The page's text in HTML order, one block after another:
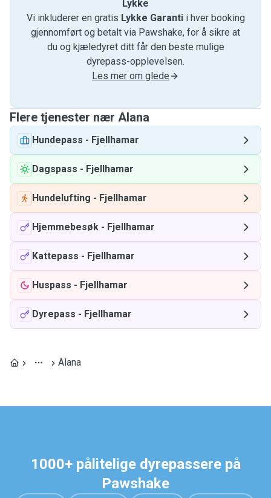
Lykke
Vi inkluderer en gratis Lykke Garantii hver booking
gjennomført og betalt via Pawshake, for å sikre at
du og kjæledyret ditt får den beste mulige
dyrepass-opplevelsen.
Les mer om glede
Flere tjenester nær Alana
Hundepass - Fjellhamar
Dagspass - Fjellhamar
Hundelufting - Fjellhamar
Hjemmebesøk - Fjellhamar
Kattepass - Fjellhamar
Huspass - Fjellhamar
Dyrepass - Fjellhamar
Alana
1000+ pålitelige dyrepassere på
Pawshake